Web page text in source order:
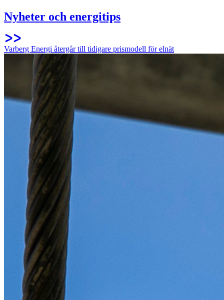
Nyheter och energitips
Varberg Energi återgår till tidigare prismodell för elnät